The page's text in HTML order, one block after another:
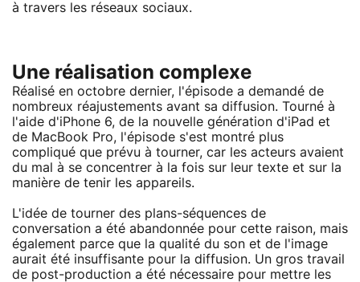
à travers les réseaux sociaux.
Une réalisation complexe
Réalisé en octobre dernier, l'épisode a demandé de
nombreux réajustements avant sa diffusion. Tourné à
l'aide d'iPhone 6, de la nouvelle génération d'iPad et
de MacBook Pro, l'épisode s'est montré plus
compliqué que prévu à tourner, car les acteurs avaient
du mal à se concentrer à la fois sur leur texte et sur la
manière de tenir les appareils.
L'idée de tourner des plans-séquences de
conversation a été abandonnée pour cette raison, mais
également parce que la qualité du son et de l'image
aurait été insuffisante pour la diffusion. Un gros travail
de post-production a été nécessaire pour mettre les